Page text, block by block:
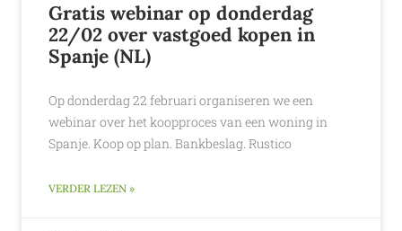
Gratis webinar op donderdag
22/02 over vastgoed kopen in
Spanje (NL)
Op donderdag 22 februari organiseren we een
webinar over het koopproces van een woning in
Spanje. Koop op plan. Bankbeslag. Rustico
VERDER LEZEN »